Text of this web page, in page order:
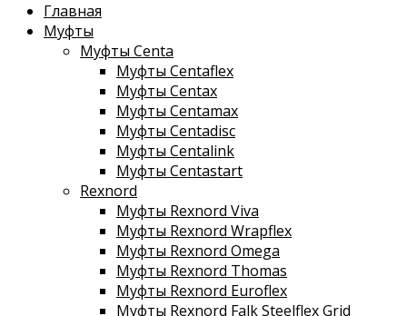
Главная
Муфты
Муфты Centa
Муфты Centaflex
Муфты Centax
Муфты Centamax
Муфты Centadisc
Муфты Centalink
Муфты Centastart
Rexnord
Муфты Rexnord Viva
Муфты Rexnord Wrapflex
Муфты Rexnord Omega
Муфты Rexnord Thomas
Муфты Rexnord Euroflex
Муфты Rexnord Falk Steelflex Grid